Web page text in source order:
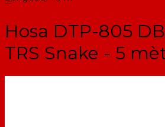
--
Hosa DTP-805
TRS Snake - 5